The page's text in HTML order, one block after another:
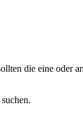
die eine oder